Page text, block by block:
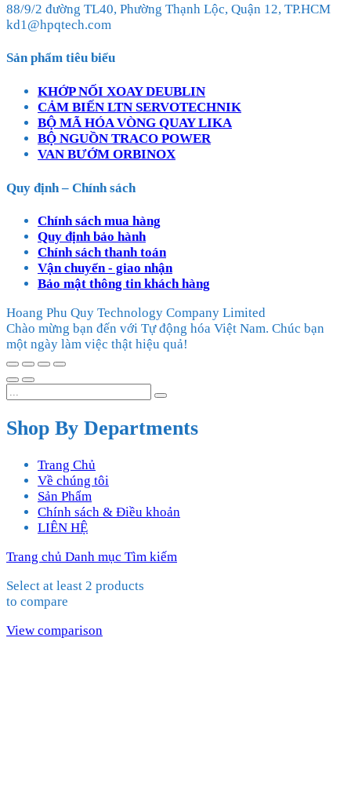
88/9/2 đường TL40, Phường Thạnh Lộc, Quận 12, TP.HCM
kd1@hpqtech.com
Sản phẩm tiêu biểu
KHỚP NỐI XOAY DEUBLIN
CẢM BIẾN LTN SERVOTECHNIK
BỘ MÃ HÓA VÒNG QUAY LIKA
BỘ NGUỒN TRACO POWER
VAN BƯỚM ORBINOX
Quy định – Chính sách
Chính sách mua hàng
Quy định bảo hành
Chính sách thanh toán
Vận chuyển - giao nhận
Bảo mật thông tin khách hàng
Hoang Phu Quy Technology Company Limited
Chào mừng bạn đến với Tự động hóa Việt Nam. Chúc bạn
một ngày làm việc thật hiệu quả!
Shop By Departments
Trang Chủ
Về chúng tôi
Sản Phẩm
Chính sách & Điều khoản
LIÊN HỆ
Trang chủ Danh mục Tìm kiếm
Select at least 2 products
to compare
View comparison